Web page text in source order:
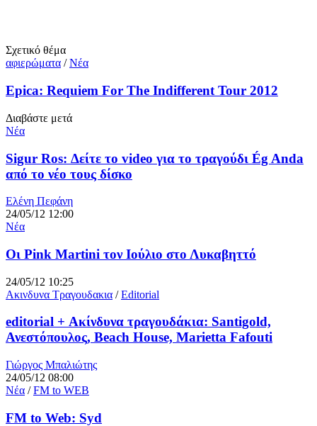
Σχετικό θέμα
αφιερώματα /Νέα
Epica: Requiem For The Indifferent Tour 2012
Διαβάστε μετά
Νέα
Sigur Ros: Δείτε το video για το τραγούδι Ég Anda
από το νέο τους δίσκο
Ελένη Πεφάνη
24/05/12 12:00
Νέα
Οι Pink Martini τον Ιούλιο στο Λυκαβηττό
24/05/12 10:25
Ακινδυνα Τραγουδακια /Editorial
editorial + Ακίνδυνα τραγουδάκια: Santigold,
Ανεστόπουλος, Beach House, Marietta Fafouti
Γιώργος Μπαλιώτης
24/05/12 08:00
Νέα /FM to WEB
FM to Web: Syd